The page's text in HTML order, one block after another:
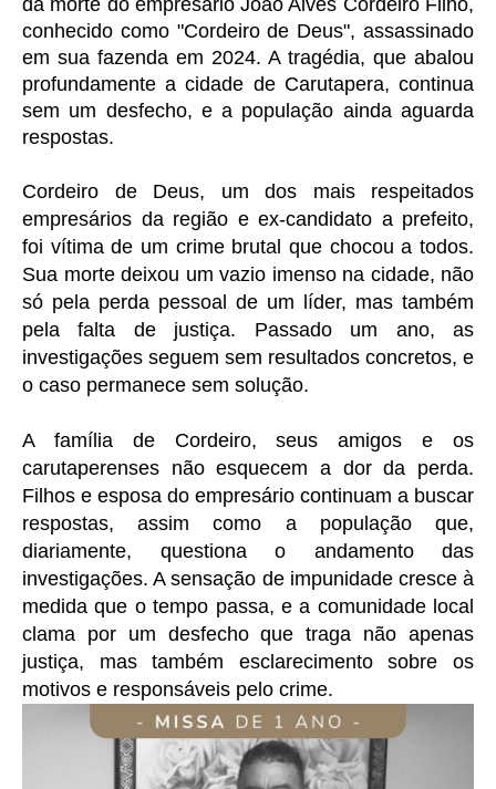
da morte do empresário João Alves Cordeiro Filho,
conhecido como "Cordeiro de Deus", assassinado
em sua fazenda em 2024. A tragédia, que abalou
profundamente a cidade de Carutapera, continua
sem um desfecho, e a população ainda aguarda
respostas.
Cordeiro de Deus, um dos mais respeitados
empresários da região e ex-candidato a prefeito,
foi vítima de um crime brutal que chocou a todos.
Sua morte deixou um vazio imenso na cidade, não
só pela perda pessoal de um líder, mas também
pela falta de justiça. Passado um ano, as
investigações seguem sem resultados concretos, e
o caso permanece sem solução.
A família de Cordeiro, seus amigos e os
carutaperenses não esquecem a dor da perda.
Filhos e esposa do empresário continuam a buscar
respostas, assim como a população que,
diariamente, questiona o andamento das
investigações. A sensação de impunidade cresce à
medida que o tempo passa, e a comunidade local
clama por um desfecho que traga não apenas
justiça, mas também esclarecimento sobre os
motivos e responsáveis pelo crime.